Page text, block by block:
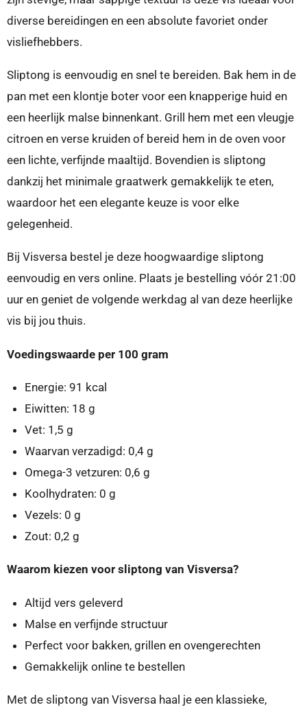
diverse bereidingen en een absolute favoriet onder
visliefhebbers.
Sliptong is eenvoudig en snel te bereiden. Bak hem in de
pan met een klontje boter voor een knapperige huid en
een heerlijk malse binnenkant. Grill hem met een vleugje
citroen en verse kruiden of bereid hem in de oven voor
een lichte, verfijnde maaltijd. Bovendien is sliptong
dankzij het minimale graatwerk gemakkelijk te eten,
waardoor het een elegante keuze is voor elke
gelegenheid.
Bij Visversa bestel je deze hoogwaardige sliptong
eenvoudig en vers online. Plaats je bestelling vóór 21:00
uur en geniet de volgende werkdag al van deze heerlijke
vis bij jou thuis.
Voedingswaarde per 100 gram
Energie: 91 kcal
Eiwitten: 18 g
Vet: 1,5 g
Waarvan verzadigd: 0,4 g
Omega-3 vetzuren: 0,6 g
Koolhydraten: 0 g
Vezels: 0 g
Zout: 0,2 g
Waarom kiezen voor sliptong van Visversa?
Altijd vers geleverd
Malse en verfijnde structuur
Perfect voor bakken, grillen en ovengerechten
Gemakkelijk online te bestellen
Met de sliptong van Visversa haal je een klassieke,